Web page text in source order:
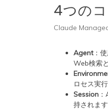
4つの
Claude
Agent：
Web検索
ロセス実
Session
持されます